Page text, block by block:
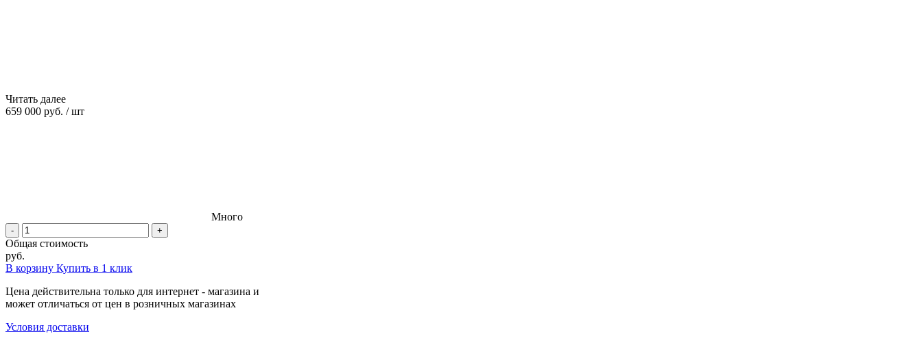
Читать далее
659 000 руб. / шт
Много
- +
Общая стоимость
руб.
В корзину Купить в 1 клик
Цена действительна только для интернет - магазина и
может отличаться от цен в розничных магазинах
Условия доставки